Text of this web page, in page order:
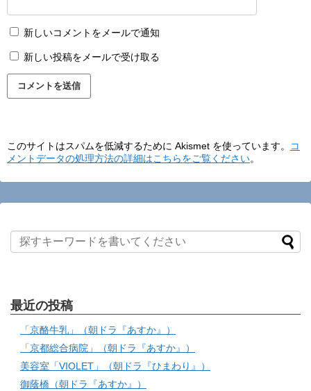
新しいコメントをメールで通知
新しい投稿をメールで受け取る
このサイトはスパムを低減するために Akismet を使っています。
コ
メントデータの処理方法の詳細はこちらをご覧ください。
最近の投稿
「京酪牛乳」（朝ドラ『あすか』）
「京都総合病院」（朝ドラ『あすか』）
美容室「VIOLET」（朝ドラ『ひまわり』）
御蔭橋（朝ドラ『あすか』）